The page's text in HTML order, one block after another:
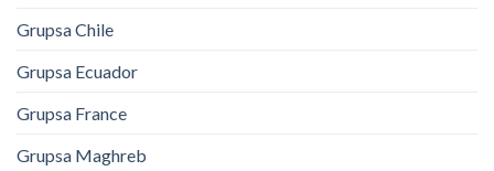
Grupsa Chile
Grupsa Ecuador
Grupsa France
Grupsa Maghreb